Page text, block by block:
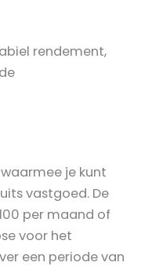
rendement,
je kunt
vastgoed. De
per maand of
voor het
een periode van